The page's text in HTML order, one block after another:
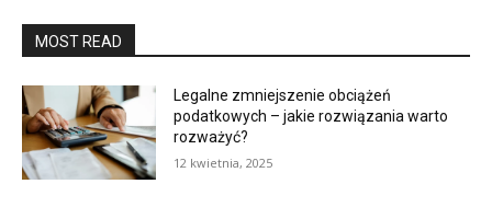
MOST READ
Legalne zmniejszenie obciążeń
podatkowych – jakie rozwiązania warto
rozważyć?
12 kwietnia, 2025